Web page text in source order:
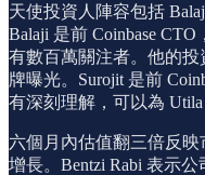
天使投資人陣容包括 Balaji
Balaji 是前 Coinbase
有數百萬關注者。他的
牌曝光。Surojit 是前
有深刻理解，可以為 Utila
六個月內估值翻三倍反
增長。Bentzi Rabi 表示